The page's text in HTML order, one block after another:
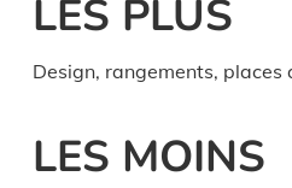
LES PLUS
Design, rangements, places
LES MOINS